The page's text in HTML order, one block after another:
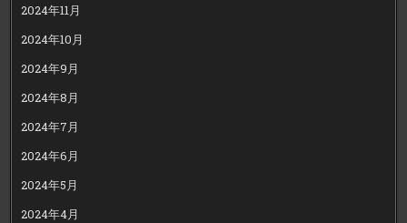
2024年11月
2024年10月
2024年9月
2024年8月
2024年7月
2024年6月
2024年5月
2024年4月